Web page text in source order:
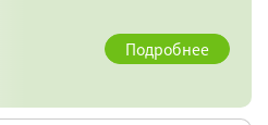
Подробнее